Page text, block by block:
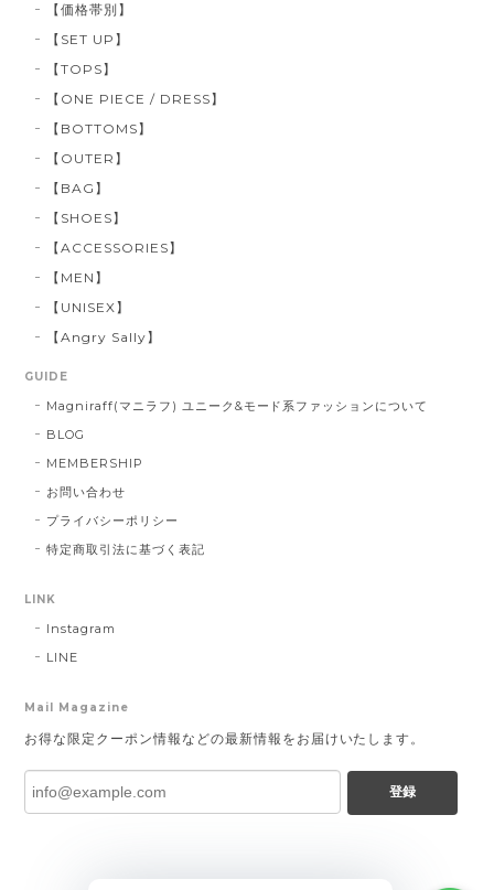
【価格帯別】
【SET UP】
【TOPS】
【ONE PIECE / DRESS】
【BOTTOMS】
【OUTER】
【BAG】
【SHOES】
【ACCESSORIES】
【MEN】
【UNISEX】
【Angry Sally】
GUIDE
Magniraff(マニラフ) ユニーク&モード系ファッションについて
BLOG
MEMBERSHIP
お問い合わせ
プライバシーポリシー
特定商取引法に基づく表記
LINK
Instagram
LINE
Mail Magazine
お得な限定クーポン情報などの最新情報をお届けいたします。
登録